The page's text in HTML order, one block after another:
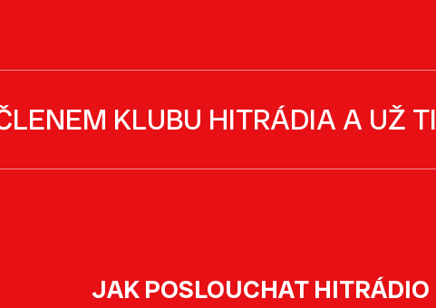
KLUBU HITRÁDIA A UŽ TI
JAK POSLOUCHAT HITRÁDIO